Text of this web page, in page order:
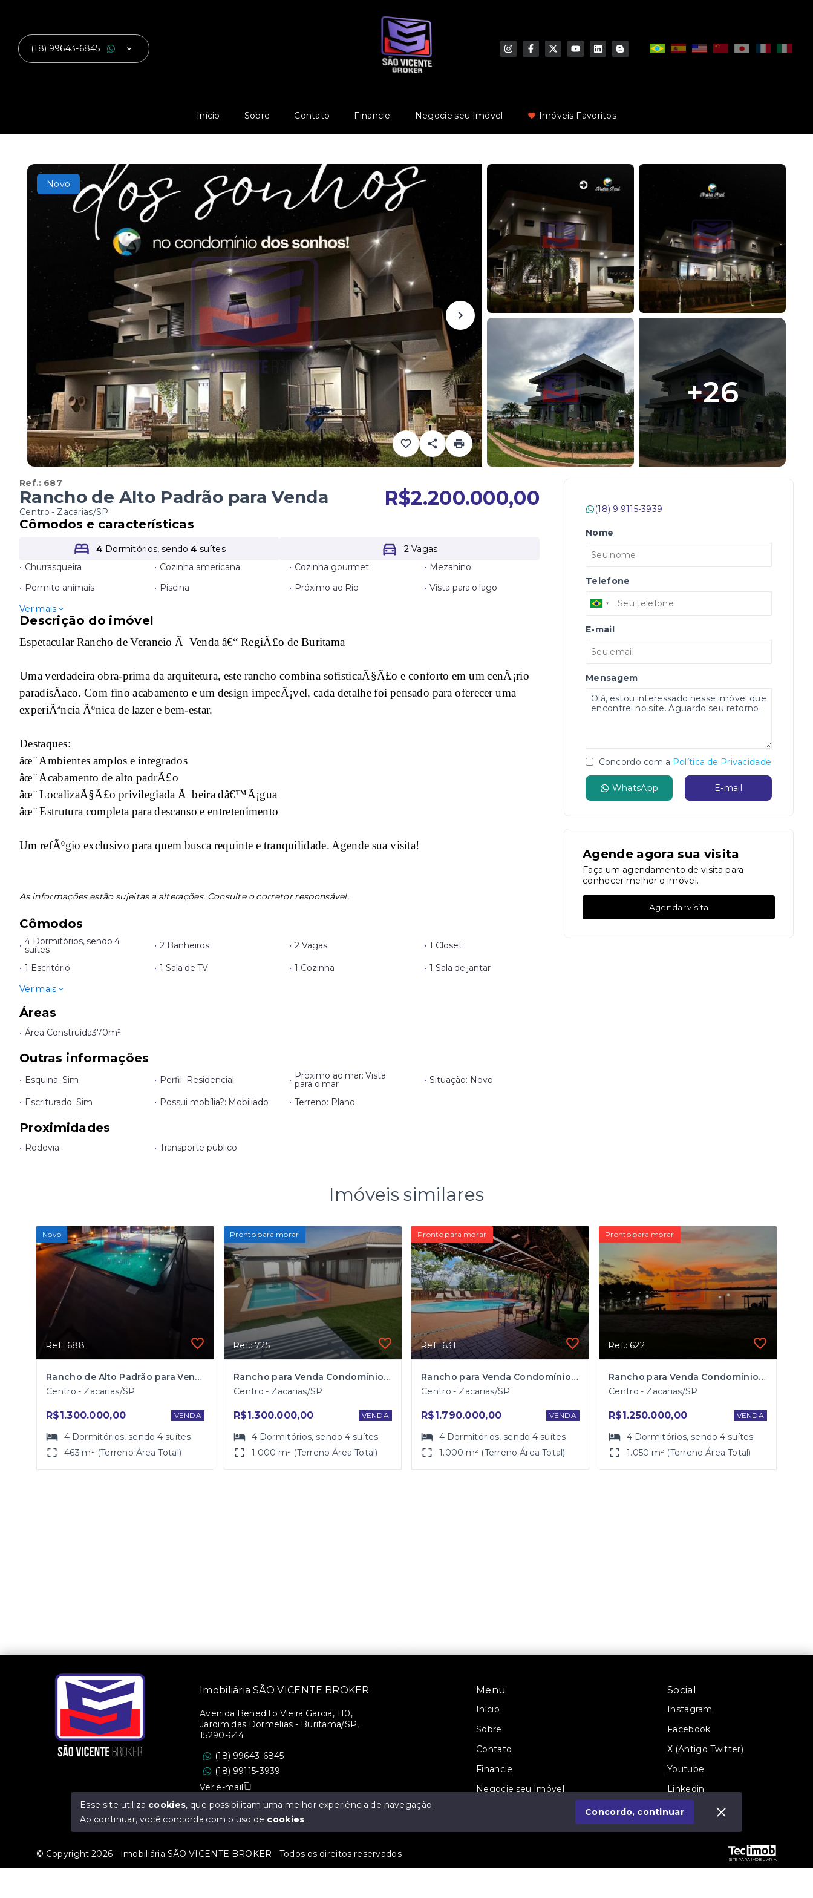
(18) 99643-6845
Início Sobre Contato Financie Negocie seu Imóvel Imóveis Favoritos
Novo
+26
Ref.: 687
Rancho de Alto Padrão para Venda
Centro - Zacarias/SP
R$2.200.000,00
Cômodos e características
4 Dormitórios, sendo4 suítes
2 Vagas
• Churrasqueira • Cozinha americana • Cozinha gourmet • Mezanino
• Permite animais • Piscina • Próximo ao Rio • Vista para o lago
Ver mais
Descrição do imóvel
Espetacular Rancho de Veraneio Ã Venda â€“ RegiÃ£o de Buritama
Uma verdadeira obra-prima da arquitetura, este rancho combina sofisticaÃ§Ã£o e conforto em um cenÃ¡rio
paradisÃ­aco. Com fino acabamento e um design impecÃ¡vel, cada detalhe foi pensado para oferecer uma
experiÃªncia Ãºnica de lazer e bem-estar.
Destaques:
âœ¨ Ambientes amplos e integrados
âœ¨ Acabamento de alto padrÃ£o
âœ¨ LocalizaÃ§Ã£o privilegiada Ã beira dâ€™Ã¡gua
âœ¨ Estrutura completa para descanso e entretenimento
Um refÃºgio exclusivo para quem busca requinte e tranquilidade. Agende sua visita!
As informações estão sujeitas a alterações. Consulte o corretor responsável.
Cômodos
• 4 Dormitórios, sendo 4
suítes • 2 Banheiros • 2 Vagas • 1 Closet
• 1 Escritório • 1 Sala de TV • 1 Cozinha • 1 Sala de jantar
Ver mais
Áreas
• Área Construída370m²
Outras informações
• Esquina: Sim • Perfil: Residencial • Próximo ao mar: Vista
para o mar • Situação: Novo
• Escriturado: Sim • Possui mobília?: Mobiliado • Terreno: Plano
Proximidades
• Rodovia • Transporte público
(18) 9 9115-3939
Nome
Telefone
E-mail
Mensagem
Concordo com a Política de Privacidade
WhatsApp E-mail
Agende agora sua visita
Faça um agendamento de visita para
conhecer melhor o imóvel.
Agendar visita
Imóveis similares
Novo
Ref.: 688
Rancho de Alto Padrão para Venda
Centro - Zacarias/SP
R$1.300.000,00 VENDA
4 Dormitórios, sendo4 suítes
463 m² (Terreno Área Total)
Pronto para morar
Ref.: 725
Rancho para Venda Condomínio Marina Bonita
Centro - Zacarias/SP
R$1.300.000,00 VENDA
4 Dormitórios, sendo4 suítes
1.000 m² (Terreno Área Total)
Pronto para morar
Ref.: 631
Rancho para Venda Condomínio Marina Bonita em Zacarias
Centro - Zacarias/SP
R$1.790.000,00 VENDA
4 Dormitórios, sendo4 suítes
1.000 m² (Terreno Área Total)
Pronto para morar
Ref.: 622
Rancho para Venda Condomínio Marina Bonita em Zacarias
Centro - Zacarias/SP
R$1.250.000,00 VENDA
4 Dormitórios, sendo4 suítes
1.050 m² (Terreno Área Total)
Menu
Início
Sobre
Contato
Financie
Negocie seu Imóvel
Social
Instagram
Facebook
X (Antigo Twitter)
Youtube
Linkedin
Blog
SITE PARA IMOBILIARIA
Imobiliária SÃO VICENTE BROKER
Avenida Benedito Vieira Garcia, 110,
Jardim das Dormelias - Buritama/SP,
15290-644
(18) 99643-6845
(18) 99115-3939
Ver e-mail
CRECI/SP: 36.473-J
© Copyright 2026 - Imobiliária SÃO VICENTE BROKER - Todos os direitos reservados
Esse site utiliza cookies, que possibilitam uma melhor experiência de navegação.
Ao continuar, você concorda com o uso de cookies.
Concordo, continuar